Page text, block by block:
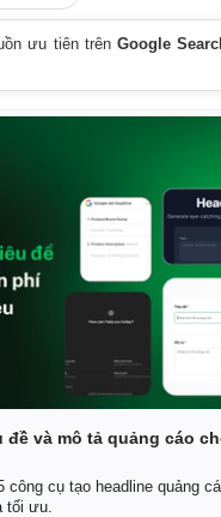
Giá vàng
Tiêu dùng
Tỷ giá
Chứng khoán
ưu tiên trênGoogle
đề và mô tả quảng cáo
công cụ tạo headline quảng
tối ưu.